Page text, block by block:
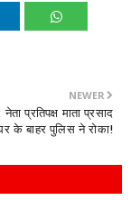
NEWER
प्रतिपक्ष माता प्रसाद
के बाहर पुलिस ने रोका!